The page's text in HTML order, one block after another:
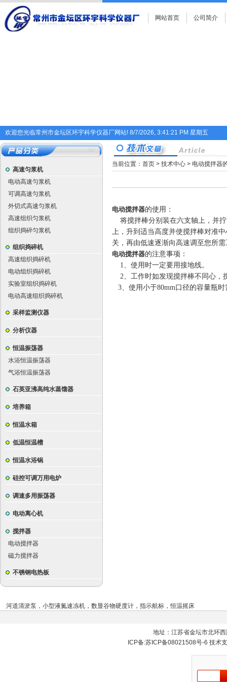
网站首页 公司简介
欢迎您光临常州市金坛区环宇科学仪器厂网站! 8/7/2026, 3:41:22 PM 星期五
高速匀浆机
电动高速匀浆机
可调高速匀浆机
外切式高速匀浆机
高速组织匀浆机
组织捣碎匀浆机
组织捣碎机
高速组织捣碎机
电动组织捣碎机
实验室组织捣碎机
电动高速组织捣碎机
采样监测仪器
分析仪器
恒温振荡器
水浴恒温振荡器
气浴恒温振荡器
石英亚沸高纯水蒸馏器
培养箱
恒温水箱
低温恒温槽
恒温水浴锅
硅控可调万用电炉
调速多用振荡器
电动离心机
搅拌器
电动搅拌器
磁力搅拌器
不锈钢电热板
当前位置： 首页 > 技术中心 > 电动搅拌器
电动搅拌器的使用：
将搅拌棒分别装在六支轴上，并
上，升到适当高度并使搅拌棒对准
关，再由低速逐渐向高速调至您所
电动搅拌器的注意事项：
1、 使用时一定要用接地线。
2、 工作时如发现搅拌棒不同心，
3、 使用小于80mm口径的容量瓶
河道清淤泵 ， 小型液氮速冻机 ， 数显谷物硬度计 ， 指示航标 ，恒温摇床
地址：江苏省金坛市北环
ICP备:苏ICP备08021508号-6 技术